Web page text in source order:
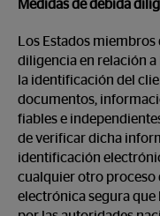
Medidas de debida
Los Estados
diligencia en relación a
la identificación del
documentos,
fiables e
de verificar dicha
identificación
cualquier otro
electrónica segura que